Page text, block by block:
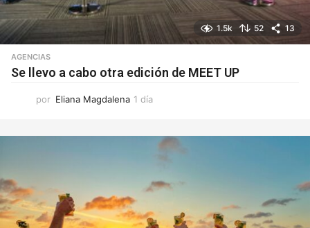
1.5k 52 13
AGENCIAS
Se llevo a cabo otra edición de MEET UP
por Eliana Magdalena 1 día
a